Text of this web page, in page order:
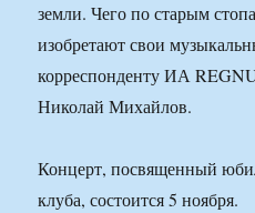
земли. Чего по старым
изобретают свои
корреспонденту ИА
Николай Михайлов.
Концерт, посвященный
клуба, состоится 5 ноября.